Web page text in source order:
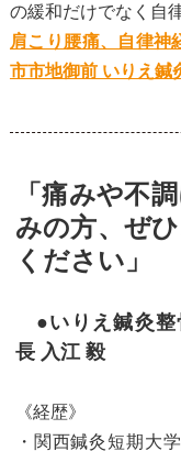
の緩和だけでなく自
肩こり腰痛、自律神
市市地御前 いりえ鍼
「痛みや不
みの方、ぜ
ください」
●いりえ鍼灸整
長 入江 毅
《経歴》
・関西鍼灸短期大